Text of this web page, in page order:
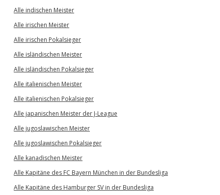
Alle indischen Meister
Alle irischen Meister
Alle irischen Pokalsieger
Alle isländischen Meister
Alle isländischen Pokalsieger
Alle italienischen Meister
Alle italienischen Pokalsieger
Alle japanischen Meister der J-League
Alle jugoslawischen Meister
Alle jugoslawischen Pokalsieger
Alle kanadischen Meister
Alle Kapitäne des FC Bayern München in der Bundesliga
Alle Kapitäne des Hamburger SV in der Bundesliga